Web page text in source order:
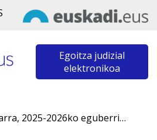
Egoitza judizial
elektronikoa
telematikoen bitartez egindako komunikazio-egintzei buruzkoa